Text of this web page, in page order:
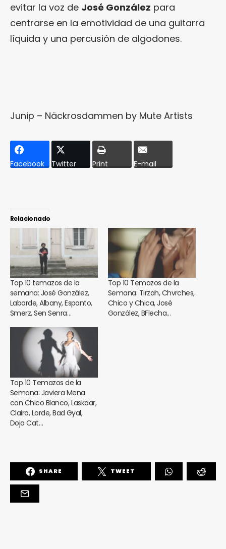
evitar la voz de José González para
centrarse en la emotividad de una guitarra
líquida y una percusión de algodones.
Junip – Näckrosdammen by Mute Artists
Facebook Twitter Print E-mail
Relacionado
Top 10 temazos de la
semana: José González,
Laborde, Albany, Espanto,
Smerz, Sen Senra…
Top 10 Temazos de la
Semana: Tirzah, Chvrches,
Chico y Chica, José
González, BFlecha…
Top 10 Temazos de la
Semana: Javiera Mena
con Chico Blanco, Laskaar,
Clairo, Lorde, Bad Gyal,
Doja Cat…
SHARE TWEET